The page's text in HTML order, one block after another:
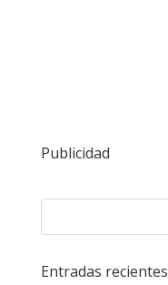
Publicidad
Entradas recientes